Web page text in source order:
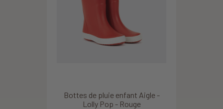
Bottes de pluie enfant Aigle -
Lolly Pop - Rouge